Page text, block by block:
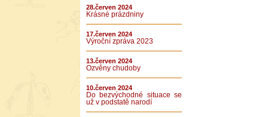
28.červen 2024
Krásné prázdniny
17.červen 2024
Výroční zpráva 2023
13.červen 2024
Ozvěny chudoby
10.červen 2024
Do bezvýchodné situace se
už v podstatě narodí